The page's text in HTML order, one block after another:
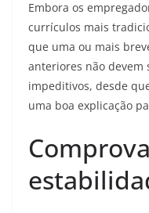
Embora os
currículos mais
que uma ou mais
anteriores não devem
impeditivos, desde
uma boa explicação